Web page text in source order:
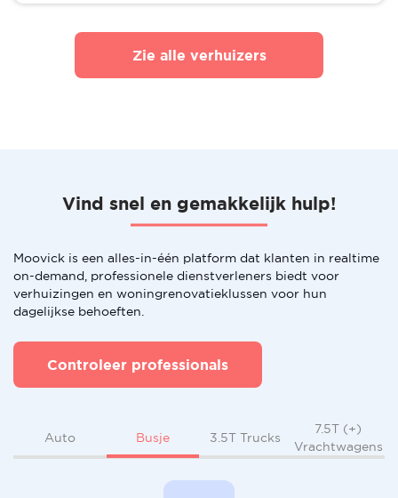
Zie alle verhuizers
Vind snel en gemakkelijk hulp!
Moovick is een alles-in-één platform dat klanten in realtime
on-demand, professionele dienstverleners biedt voor
verhuizingen en woningrenovatieklussen voor hun
dagelijkse behoeften.
Controleer professionals
Auto Busje 3.5T Trucks
7.5T (+)
Vrachtwagens